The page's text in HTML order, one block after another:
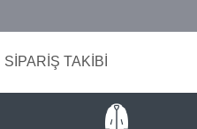
SİPARİŞ TAKİBİ